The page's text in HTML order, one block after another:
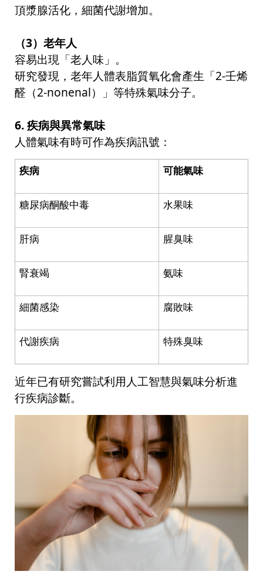
頂漿腺活化，細菌代謝增加。
（3）老年人
容易出現「老人味」。
研究發現，老年人體表脂質氧化會產生「2-壬烯
醛（2-nonenal）」等特殊氣味分子。
6.疾病與異常氣味
人體氣味有時可作為疾病訊號：
疾病 可能氣味
糖尿病酮酸中毒 水果味
肝病 腥臭味
腎衰竭 氨味
細菌感染 腐敗味
代謝疾病 特殊臭味
近年已有研究嘗試利用人工智慧與氣味分析進
行疾病診斷。